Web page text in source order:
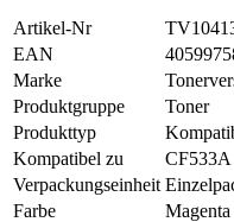
Artikel-Nr
EAN
Marke
Produktgruppe
Toner
Produkttyp
Kompatibel zu
CF533A
Verpackungseinheit
Farbe
Magenta